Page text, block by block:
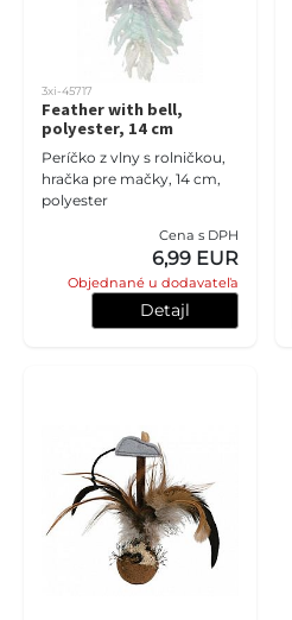
3xi-45717
Feather with bell,
polyester, 14 cm
Períčko z vlny s rolničkou,
hračka pre mačky, 14 cm,
polyester
Cena s DPH
6,99 EUR
Objednané u dodavateľa
Detajl